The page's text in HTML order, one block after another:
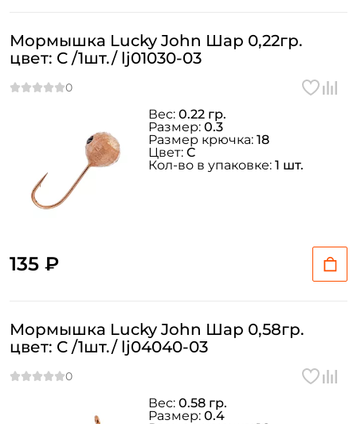
Мормышка Lucky John Шар 0,22гр.
цвет: C /1шт./ lj01030-03
135 ₽
Вес: 0.22 гр.
Размер: 0.3
Размер крючка: 18
Цвет: C
Кол-во в упаковке: 1 шт.
Мормышка Lucky John Шар 0,58гр.
цвет: C /1шт./ lj04040-03
Вес: 0.58 гр.
Размер: 0.4